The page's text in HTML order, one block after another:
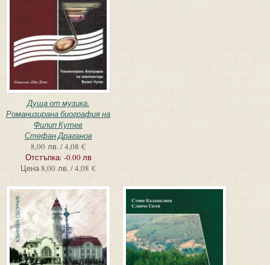
Душа от музика.
Романизирана биография на
Филип Кутев
Стефан Драганов
8,00 лв. / 4,08 €
Отстъпка: -0.00 лв
Цена8,00 лв. / 4,08 €